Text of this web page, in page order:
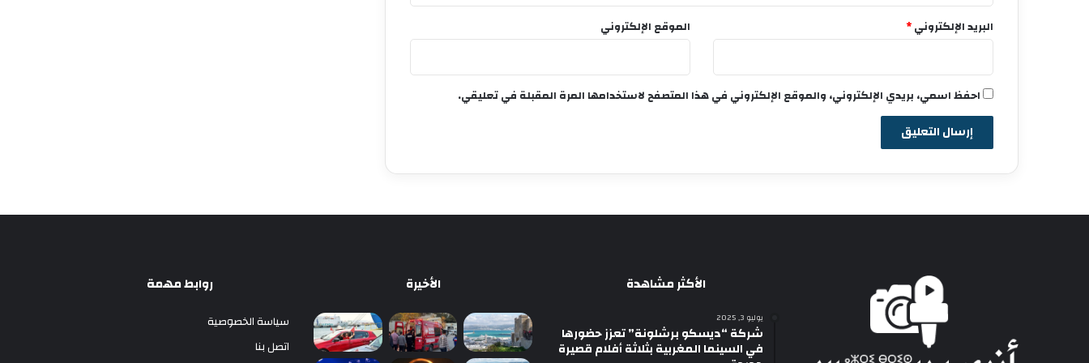
البريد الإلكتروني* الموقع الإلكتروني
احفظ اسمي، بريدي الإلكتروني، والموقع الإلكتروني في هذا المتصفح لاستخدامها المرة المقبلة في تعليقي.
الأكثر مشاهدة
يوليو 3, 2025
شركة “ديسكو برشلونة” تعزز حضورها
في السينما المغربية بثلاثة أفلام قصيرة
الأخيرة روابط مهمة
سياسة الخصوصية
اتصل بنا